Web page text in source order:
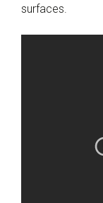
surfaces.